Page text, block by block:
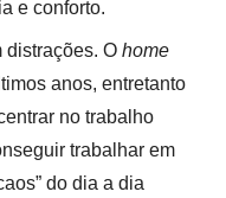
e conforto.
distrações. O home
anos, entretanto
no trabalho
trabalhar em
do dia a dia